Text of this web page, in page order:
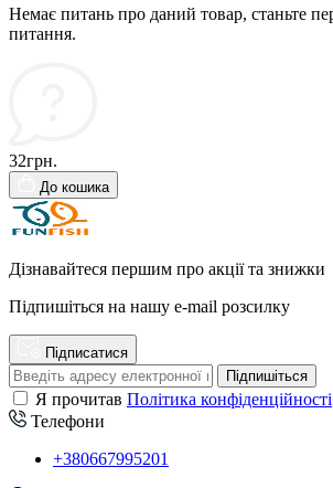
Немає питань про даний товар, станьте
питання.
32грн.
До кошика
Дізнавайтеся першим про акції та знижки
Підпишіться на нашу e-mail розсилку
Підписатися
Підпишіться
Я прочитав Політика конфіденційності
Телефони
+380667995201